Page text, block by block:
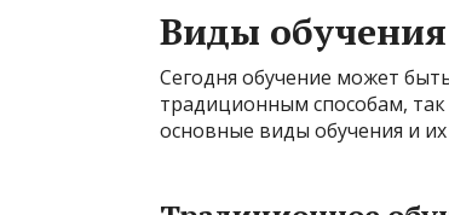
Виды
Сегодня обучение может
традиционным способам,
основные виды обучения и